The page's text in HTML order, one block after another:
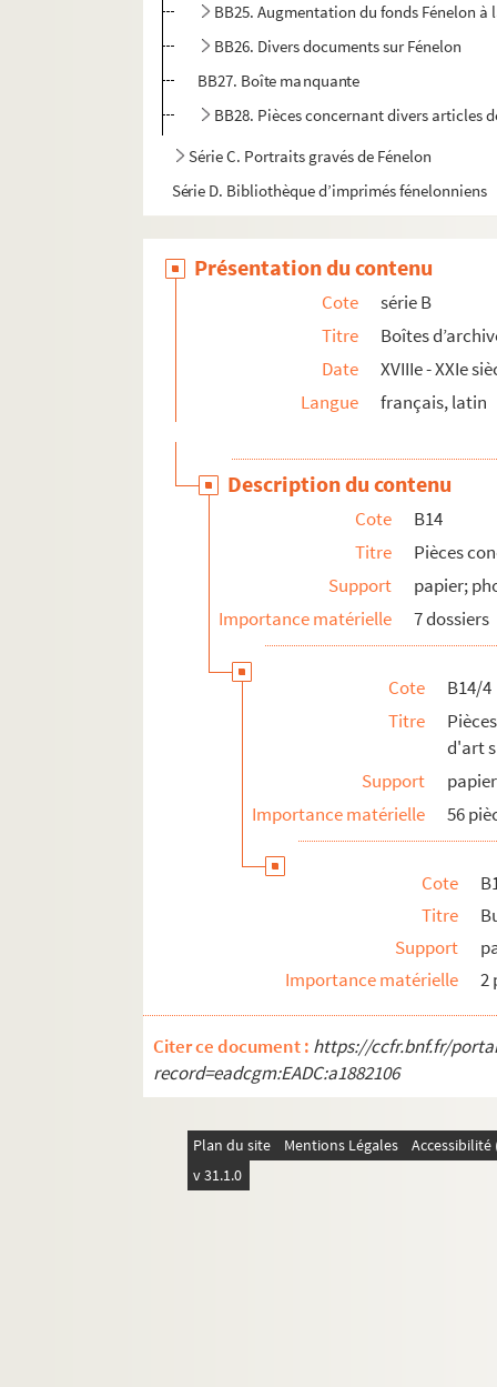
BB25. Augmentation du fonds Fénelon
BB26. Divers documents sur Fénelon
BB27. Boîte manquante
BB28. Pièces concernant divers articles
Série C. Portraits gravés de Fénelon
Série D. Bibliothèque d’imprimés fénelonniens
Présentation du contenu
Cote
série B
Titre
Boîtes
Date
XVIIIe - XXIe
Langue
français, latin
Description du contenu
Cote
B14
Titre
Pièces
Support
papier;
Importance matérielle
7 dossiers
Cote
B14/4
Titre
d'art
Support
Importance matérielle
56
Cote
Titre
Support
Importance matérielle
2
Citer ce document : https://ccfr.bnf.fr/
record=eadcgm:EADC:a1882106
Plan du site Mentions Légales
v 31.1.0